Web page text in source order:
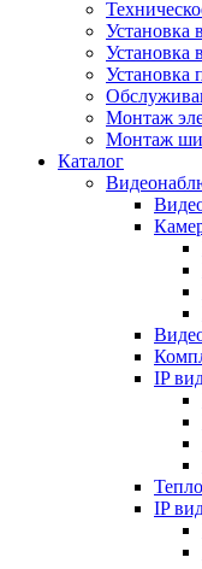
Установка
Установка
Установка
Монтаж
Монтаж
Каталог
IP
IP